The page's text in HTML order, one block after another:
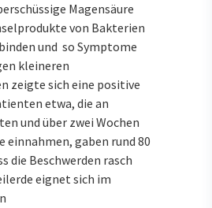
Magensäure
von Bakterien
und so Symptome
kleineren
zeigte sich eine positive
etwa, die an
und über zwei Wochen
einnahmen, gaben rund 80
die Beschwerden rasch
eignet sich im